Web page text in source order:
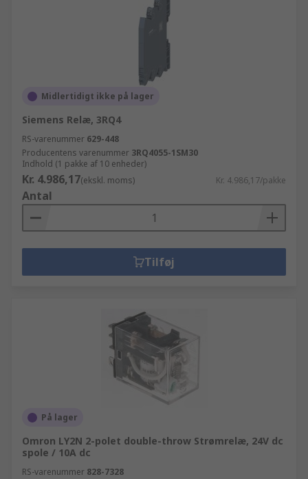
Midlertidigt ikke på lager
Siemens Relæ, 3RQ4
RS-varenummer 629-448
Producentens varenummer 3RQ4055-1SM30
Indhold (1 pakke af 10 enheder)
Kr. 4.986,17(ekskl. moms) Kr. 4.986,17/pakke
Antal
Tilføj
På lager
Omron LY2N 2-polet double-throw Strømrelæ, 24V dc
spole / 10A dc
RS-varenummer 828-7328